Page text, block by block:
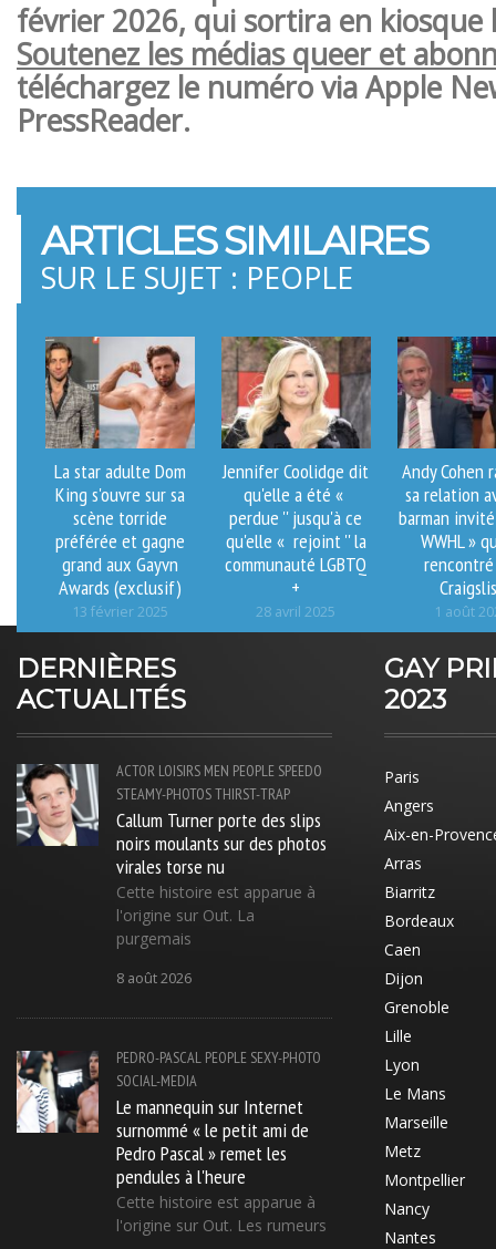
février 2026, qui sortira en kiosque
Soutenez les médias queer et
téléchargez le numéro via Apple
PressReader.
ARTICLES SIMILAIRES
SUR LE SUJET : PEOPLE
La star adulte Dom
King s'ouvre sur sa
scène torride
préférée et gagne
grand aux Gayvn
Awards (exclusif)
13 février 2025
Jennifer Coolidge dit
qu'elle a été «
perdue '' jusqu'à ce
qu'elle « rejoint '' la
communauté LGBTQ
+
28 avril 2025
Andy Cohen
sa relation
barman
WWHL »
1 août
DERNIÈRES
ACTUALITÉS
ACTOR LOISIRS MEN PEOPLE SPEEDO
STEAMY-PHOTOSTHIRST-TRAP
Callum Turner porte des slips
noirs moulants sur des photos
virales torse nu
Cette histoire est apparue à
l'origine sur Out. La
purgemais
8 août 2026
PEDRO-PASCAL PEOPLE SEXY-PHOTO
SOCIAL-MEDIA
Le mannequin sur Internet
surnommé « le petit ami de
Pedro Pascal » remet les
pendules à l'heure
Cette histoire est apparue à
l'origine sur Out. Les rumeurs
GAY
2023
Paris
Angers
Aix-en-
Arras
Biarritz
Bordeaux
Caen
Dijon
Grenoble
Lille
Lyon
Le Mans
Marseille
Metz
Montpellier
Nancy
Nantes